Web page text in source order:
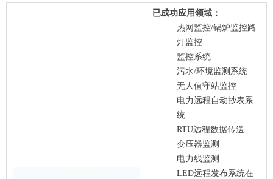
已成功应用领域 ：
热网监控/锅炉监控路
灯监控
监控系统
污水/环境监测系统
无人值守站监控
电力远程自动抄表系
统
RTU远程数据传送
变压器监测
电力线监测
LED远程发布系统在